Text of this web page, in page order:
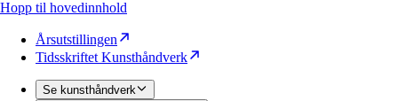
Hopp til hovedinnhold
Årsutstillingen
Tidsskriftet Kunsthåndverk
Se kunsthåndverk